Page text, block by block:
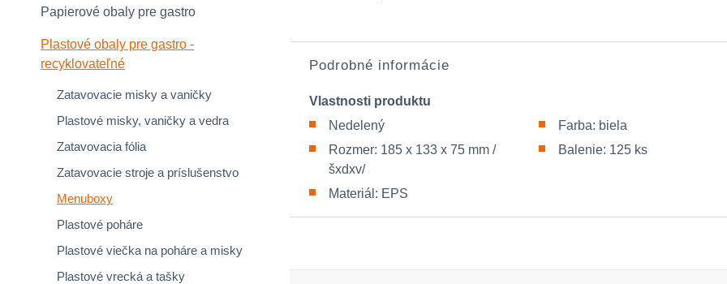
Papierové obaly pre gastro
Plastové obaly pre gastro -
recyklovateľné
Zatavovacie misky a vaničky
Plastové misky, vaničky a vedra
Zatavovacia fólia
Zatavovacie stroje a príslušenstvo
Menuboxy
Plastové poháre
Plastové viečka na poháre a misky
Plastové vrecká a tašky
Podrobné informácie
Vlastnosti produktu
Nedelený
Rozmer: 185 x 133 x 75 mm /
šxdxv/
Materiál: EPS
Farba: biela
Balenie: 125 ks